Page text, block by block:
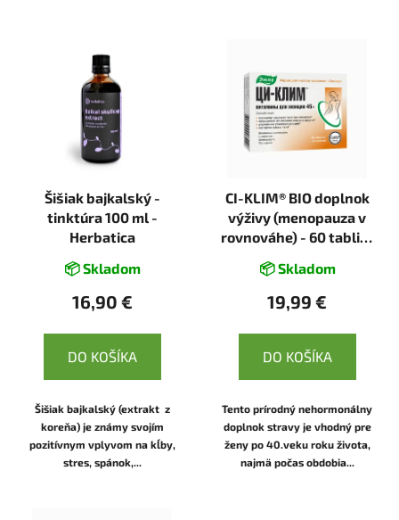
Šišiak bajkalský -
tinktúra 100 ml -
Herbatica
📦 Skladom
16,90 €
DO KOŠÍKA
Šišiak bajkalský (extrakt z
koreňa) je známy svojím
pozitívnym vplyvom na kĺby,
stres, spánok,...
CI-KLIM® BIO doplnok
výživy (menopauza v
rovnováhe) - 60 tabliet
📦 Skladom
19,99 €
DO KOŠÍKA
Tento prírodný nehormonálny
doplnok stravy je vhodný pre
ženy po 40.veku roku života,
najmä počas obdobia...